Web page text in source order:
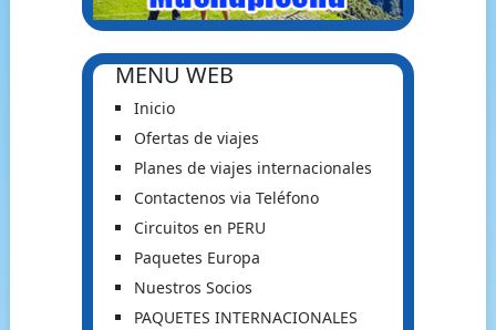
MENU WEB
Inicio
Ofertas de viajes
Planes de viajes internacionales
Contactenos via Teléfono
Circuitos en PERU
Paquetes Europa
Nuestros Socios
PAQUETES INTERNACIONALES